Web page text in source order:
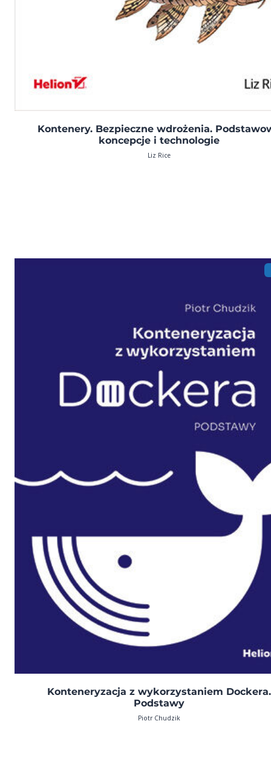
Kontenery. Bezpieczne wdrożenia.
koncepcje i technologie
Liz Rice
Konteneryzacja z wykorzystaniem Dockera.
Podstawy
Piotr Chudzik